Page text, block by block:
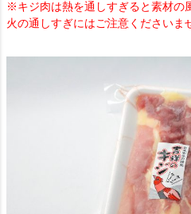
※キジ肉は熱を通しすぎると素材の
火の通しすぎにはご注意くださいま